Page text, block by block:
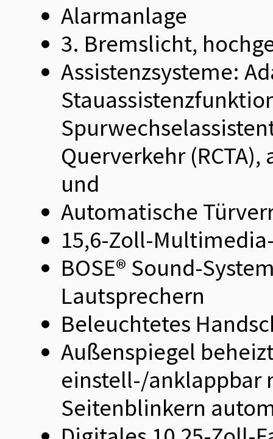
Alarmanlage
3. Bremslicht,
Assistenzsysteme:
Querverkehr
und
Automatische
15,6-Zoll-
BOSE® Sound-
Lautsprechern
Beleuchtetes
Außenspiegel
einstell-/anklappbar
Seitenblinkern